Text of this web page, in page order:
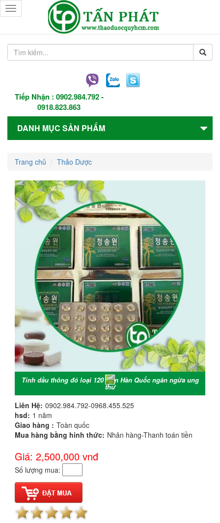
Tiếp Nhận : 0902.984.792-
0918.823.863
Toggle
navigation
DANH MỤC SẢN PHẨM
Trang chủ Thảo Dược
Tinh dầu thông đỏ loại 120 viên Hàn Quốc ngăn ngừa ung
thư
Liên Hệ: 0902.984.792-0968.455.525
hsd: 1 năm
Giao hàng : Toàn quốc
Mua hàng bằng hinh thức: Nhân hàng-Thanh toán tiền
Giá: 2,500,000 vnđ
Số lượng mua: